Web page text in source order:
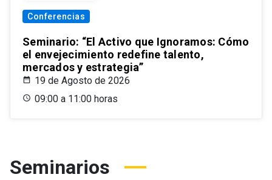
Conferencias
Seminario: “El Activo que Ignoramos: Cómo
el envejecimiento redefine talento,
mercados y estrategia”
19 de Agosto de 2026
09:00 a 11:00 horas
Seminarios